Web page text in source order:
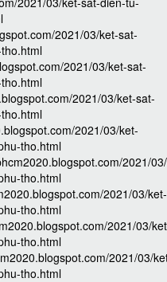
2021/03/ket-sat-
2021/03/ket-sat-
2021/03/ket-sat-
2021/03/ket-
tho.html
2021/
tho.html
2021/03/ket-
tho.html
2021/03/
tho.html
2021/03/
tho.html